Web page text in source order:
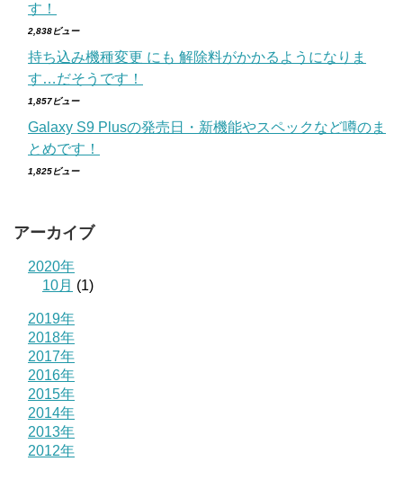
す！
2,838ビュー
持ち込み機種変更 にも 解除料がかかるようになりま
す…だそうです！
1,857ビュー
Galaxy S9 Plusの発売日・新機能やスペックなど噂のま
とめです！
1,825ビュー
アーカイブ
2020年
10月 (1)
2019年
2018年
2017年
2016年
2015年
2014年
2013年
2012年